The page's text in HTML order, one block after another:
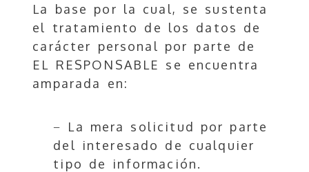
La base por la cual, se sustenta
el tratamiento de los datos de
carácter personal por parte de
EL RESPONSABLE se encuentra
amparada en:
− La mera solicitud por parte
del interesado de cualquier
tipo de información.